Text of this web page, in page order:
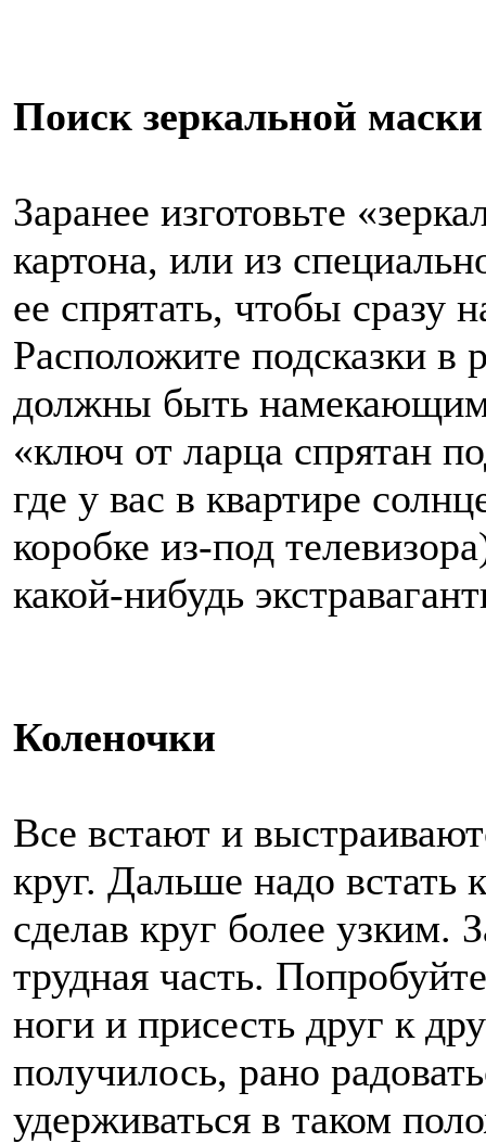
Поиск зеркальной маски
Заранее изготовьте
картона, или из
ее спрятать, чтобы сразу
Расположите подсказки в
должны быть
«ключ от ларца спрятан
где у вас в квартире
коробке из-под
какой-нибудь
Коленочки
Все встают и
круг. Дальше надо встать
сделав круг более узким.
трудная часть.
ноги и присесть друг к
получилось, рано
удерживаться в таком